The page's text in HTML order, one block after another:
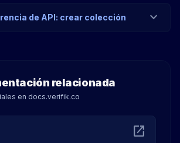
de API: crear colección expand_more
relacionada
en docs.verifik.co
open_in_new